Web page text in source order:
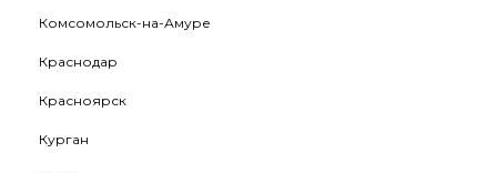
Комсомольск-на-Амуре
Краснодар
Красноярск
Курган